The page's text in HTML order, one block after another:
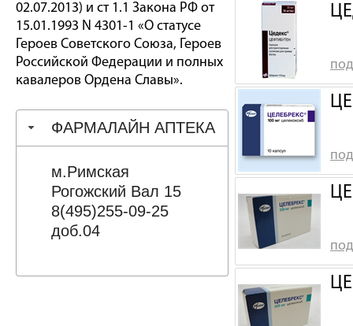
02.07.2013) и ст 1.1 Закона РФ от
15.01.1993 N 4301-1 «О статусе
Героев Советского Союза, Героев
Российской Федерации и полных
кавалеров Ордена Славы».
ФАРМАЛАЙН АПТЕКА
м.Римская
Рогожский Вал 15
8(495)255-09-25
доб.04